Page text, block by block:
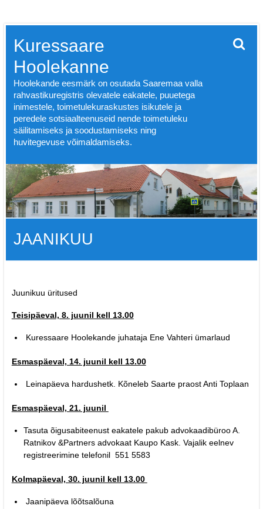
content
Kuressaare
Hoolekanne
Hoolekande eesmärk on osutada Saaremaa valla
rahvastikuregistris olevatele eakatele, puuetega
inimestele, toimetulekuraskustes isikutele ja
peredele sotsiaalteenuseid nende toimetuleku
säilitamiseks ja soodustamiseks ning
huvitegevuse võimaldamiseks.
JAANIKUU
Juunikuu üritused
Teisipäeval, 8. juunil kell 13.00
Kuressaare Hoolekande juhataja Ene Vahteri ümarlaud
Esmaspäeval, 14. juunil kell 13.00
Leinapäeva hardushetk. Kõneleb Saarte praost Anti Toplaan
Esmaspäeval, 21. juunil
Tasuta õigusabiteenust eakatele pakub advokaadibüroo A.
Ratnikov &Partners advokaat Kaupo Kask. Vajalik eelnev
registreerimine telefonil 551 5583
Kolmapäeval, 30. juunil kell 13.00
Jaanipäeva lõõtsalõuna